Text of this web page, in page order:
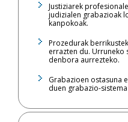
Justiziarek
judizialen grabazioak
kanpokoak.
Prozedurak
errazten du. Urruneko
denbora aurrezteko.
Grabazioen ostasuna
duen grabazio-